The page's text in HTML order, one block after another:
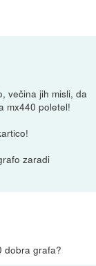
večina jih misli, da
mx440 poletel!
zaradi
dobra grafa?